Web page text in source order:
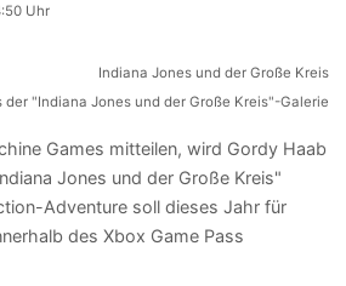
Uhr
der "Indiana Jones und der Große Kreis"-Galerie
Games mitteilen, wird Gordy Haab
Jones und der Große Kreis"
Adventure soll dieses Jahr für
des Xbox Game Pass